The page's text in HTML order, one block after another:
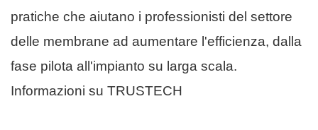
pratiche che aiutano i professionisti del settore
delle membrane ad aumentare l'efficienza, dalla
fase pilota all'impianto su larga scala.
Informazioni su TRUSTECH